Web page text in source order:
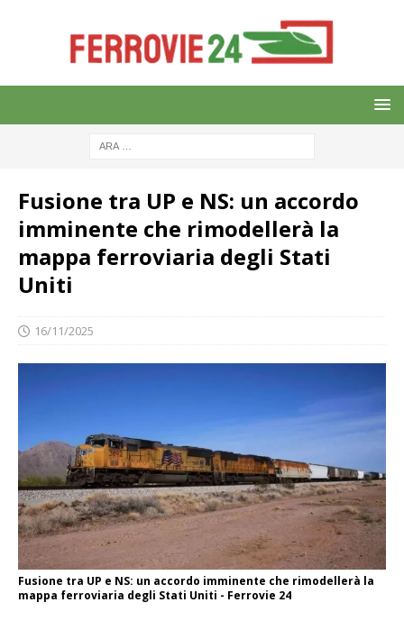
Fusione tra UP e NS: un accordo
imminente che rimodellerà la
mappa ferroviaria degli Stati
Uniti
16/11/2025
Fusione tra UP e NS: un accordo imminente che rimodellerà la
mappa ferroviaria degli Stati Uniti - Ferrovie 24